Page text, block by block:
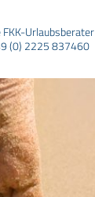
FKK-Urlaubsberater
(0) 2225 837460